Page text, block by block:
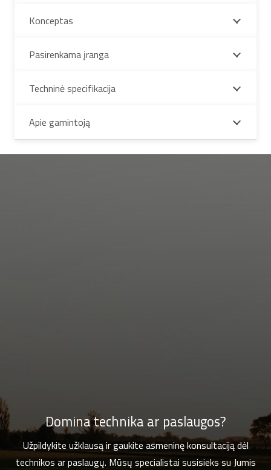
Konceptas
Pasirenkama įranga
Techninė specifikacija
Apie gamintoją
Domina technika ar paslaugos?
Užpildykite užklausą ir gaukite asmeninę konsultaciją dėl
technikos ar paslaugų. Mūsų specialistai susisieks su Jumis